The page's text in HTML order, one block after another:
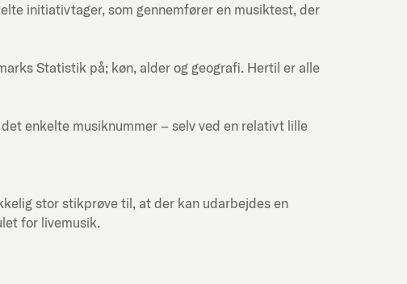
initiativtager, som gennemfører en musiktest, der
Statistik på; køn, alder og geografi. Hertil er alle
enkelte musiknummer – selv ved en relativt lille
stor stikprøve til, at der kan udarbejdes en
for livemusik.